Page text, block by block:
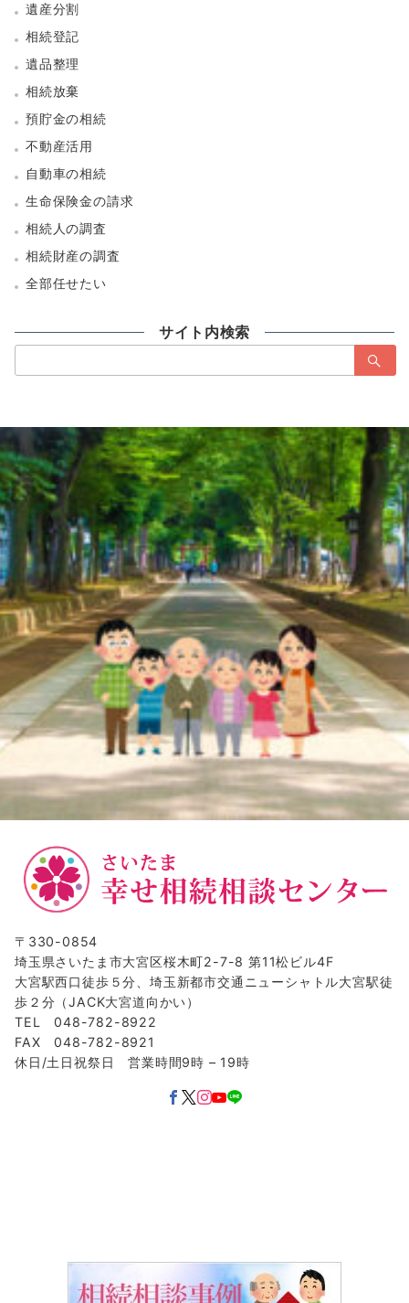
遺産分割
相続登記
遺品整理
相続放棄
預貯金の相続
不動産活用
自動車の相続
生命保険金の請求
相続人の調査
相続財産の調査
全部任せたい
サイト内検索
索：
〒330-0854
埼玉県さいたま市大宮区桜木町2-7-8 第11松ビル4F
大宮駅西口徒歩５分、埼玉新都市交通ニューシャトル大宮駅徒
歩２分（JACK大宮道向かい）
TEL 048-782-8922
FAX 048-782-8921
休日/土日祝祭日 営業時間9時 – 19時